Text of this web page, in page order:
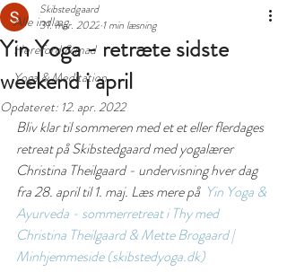
Alle indlæg
Hereford & mad
Yoga & Meditation
Yin Yoga - retræte sidste
weekend i april
Skibstedgaard
31. mar. 2022 1 min læsning
Opdateret: 12. apr. 2022
Bliv klar til sommeren med et et eller flerdages
retreat på Skibstedgaard med yogalærer
Christina Theilgaard - undervisning hver dag
fra 28. april til 1. maj. Læs mere på Yin Yoga &
Ayurveda - sommerretreat i Thy med
Christina Theilgaard & Mette Brogaard |
Minhjemmeside (skibstedyoga.dk)